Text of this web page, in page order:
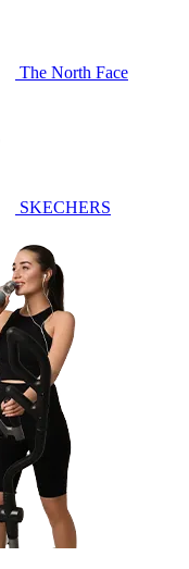
The North Face
SKECHERS